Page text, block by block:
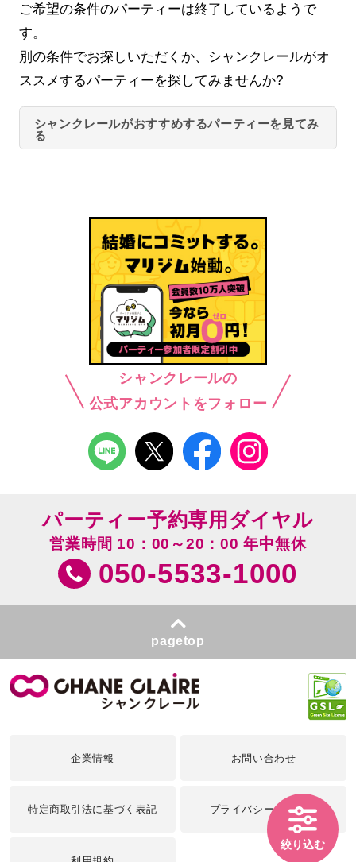
ご希望の条件のパーティーは終了しているようで
す。
別の条件でお探しいただくか、シャンクレールがオ
ススメするパーティーを探してみませんか?
シャンクレールがおすすめするパーティーを見てみ
る
シャンクレールの
公式アカウントをフォロー
絞り込む
パーティー予約専用ダイヤル
営業時間 10：00～20：00 年中無休
050-5533-1000
pagetop
企業情報 お問い合わせ
特定商取引法に基づく表記 プライバシーポリシー